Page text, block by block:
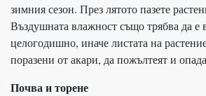
зимния сезон. През лятото пазете
Въздушната влажност също трябва да е
целогодишно, иначе листата на
поразени от акари, да пожълтеят и
Почва и торене